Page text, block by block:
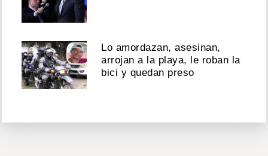
Lo amordazan, asesinan,
arrojan a la playa, le roban la
bici y quedan preso